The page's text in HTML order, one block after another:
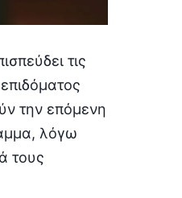
τις
την επόμενη
λόγω
τους